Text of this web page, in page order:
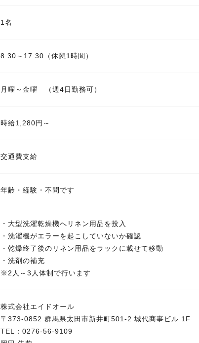
1名
8:30～17:30（休憩1時間）
月曜～金曜 （週4日勤務可）
時給1,280円～
交通費支給
年齢・経験・不問です
・大型洗濯乾燥機へリネン用品を投入
・洗濯機がエラーを起こしていないか確認
・乾燥終了後のリネン用品をラックに載せて移動
・洗剤の補充
※2人～3人体制で行います
株式会社エイドオール
〒373-0852 群馬県太田市新井町501-2 城代商事ビル 1F
TEL：0276-56-9109